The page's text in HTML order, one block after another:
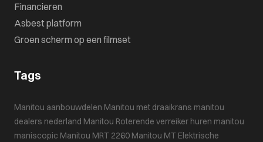
Financieren
Asbest platform
Groen scherm op een filmset
Tags
Manitou aanbouwdelen Manitou met draaikrans manitou
dealers nederland Manitou Roterende verreiker huren manitou
maniscopic Manitou MRT 2260 Manitou MT Elektrische